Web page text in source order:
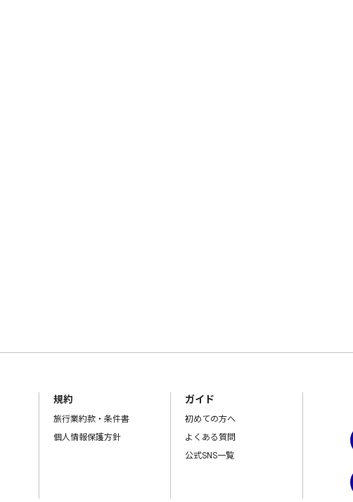
規約
旅行業約款・条件書
個人情報保護方針
ガイド
初めての方へ
よくある質問
公式SNS一覧